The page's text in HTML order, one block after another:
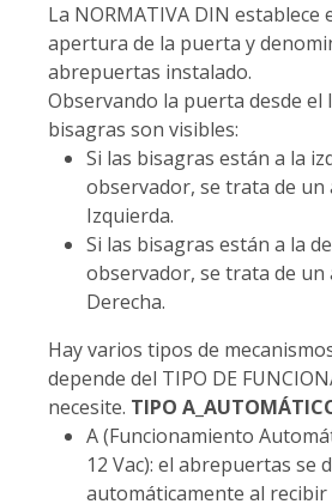
La NORMATIVA DIN establece
apertura de la puerta y
abrepuertas instalado.
Observando la puerta desde el
bisagras son visibles:
Si las bisagras están a la
observador, se trata de
Izquierda.
Si las bisagras están a la
observador, se trata de
Derecha.
Hay varios tipos de
depende del TIPO DE
necesite. TIPO
A (Funcionamiento
12 Vac): el abrepuertas se
automáticamente al